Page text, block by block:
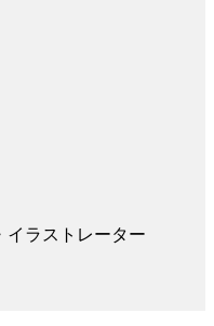
イラストレーター